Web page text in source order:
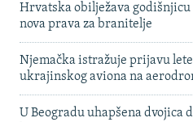
Hrvatska obilježava godišnjicu
nova prava za branitelje
Njemačka istražuje prijavu
ukrajinskog aviona na
U Beogradu uhapšena dvojica